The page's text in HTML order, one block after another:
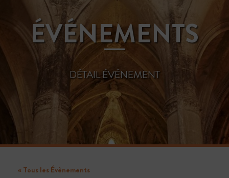
Acheter vos billets à l’avance
BILLETERIE
RÉSERVEZ
VOTRE TABLE
ÉVÉNEMENTS
DÉTAIL ÉVÉNEMENT
« Tous les Évènements